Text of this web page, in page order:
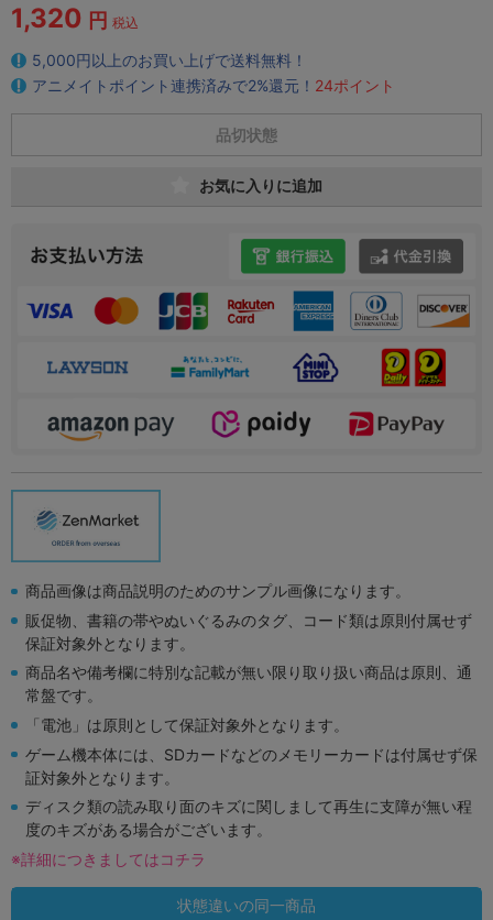
1,320 円 税込
5,000円以上のお買い上げで送料無料！
アニメイトポイント連携済みで2%還元！ 24ポイント
品切状態
お気に入りに追加
商品画像は商品説明のためのサンプル画像になります。
販促物、書籍の帯やぬいぐるみのタグ、コード類は原則付属せず
保証対象外となります。
商品名や備考欄に特別な記載が無い限り取り扱い商品は原則、通
常盤です。
「電池」は原則として保証対象外となります。
ゲーム機本体には、SDカードなどのメモリーカードは付属せず保
証対象外となります。
ディスク類の読み取り面のキズに関しまして再生に支障が無い程
度のキズがある場合がございます。
※詳細につきましてはコチラ
状態違いの同一商品